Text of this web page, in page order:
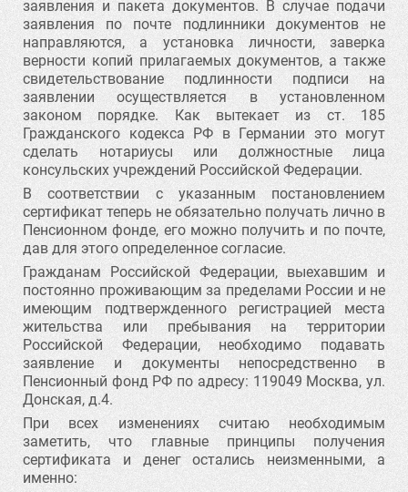
заявления и пакета документов. В случае подачи
заявления по почте подлинники документов не
направляются, а установка личности, заверка
верности копий прилагаемых документов, а также
свидетельствование подлинности подписи на
заявлении осуществляется в установленном
законом порядке. Как вытекает из ст. 185
Гражданского кодекса РФ в Германии это могут
сделать нотариусы или должностные лица
консульских учреждений Российской Федерации.
В соответствии с указанным постановлением
сертификат теперь не обязательно получать лично в
Пенсионном фонде, его можно получить и по почте,
дав для этого определенное согласие.
Гражданам Российской Федерации, выехавшим и
постоянно проживающим за пределами России и не
имеющим подтвержденного регистрацией места
жительства или пребывания на территории
Российской Федерации, необходимо подавать
заявление и документы непосредственно в
Пенсионный фонд РФ по адресу: 119049 Москва, ул.
Донская, д.4.
При всех изменениях считаю необходимым
заметить, что главные принципы получения
сертификата и денег остались неизменными, а
именно: